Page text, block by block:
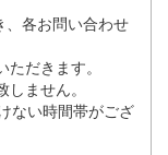
、各お問い合わせ
だきます。
ません。
ない時間帯がござ